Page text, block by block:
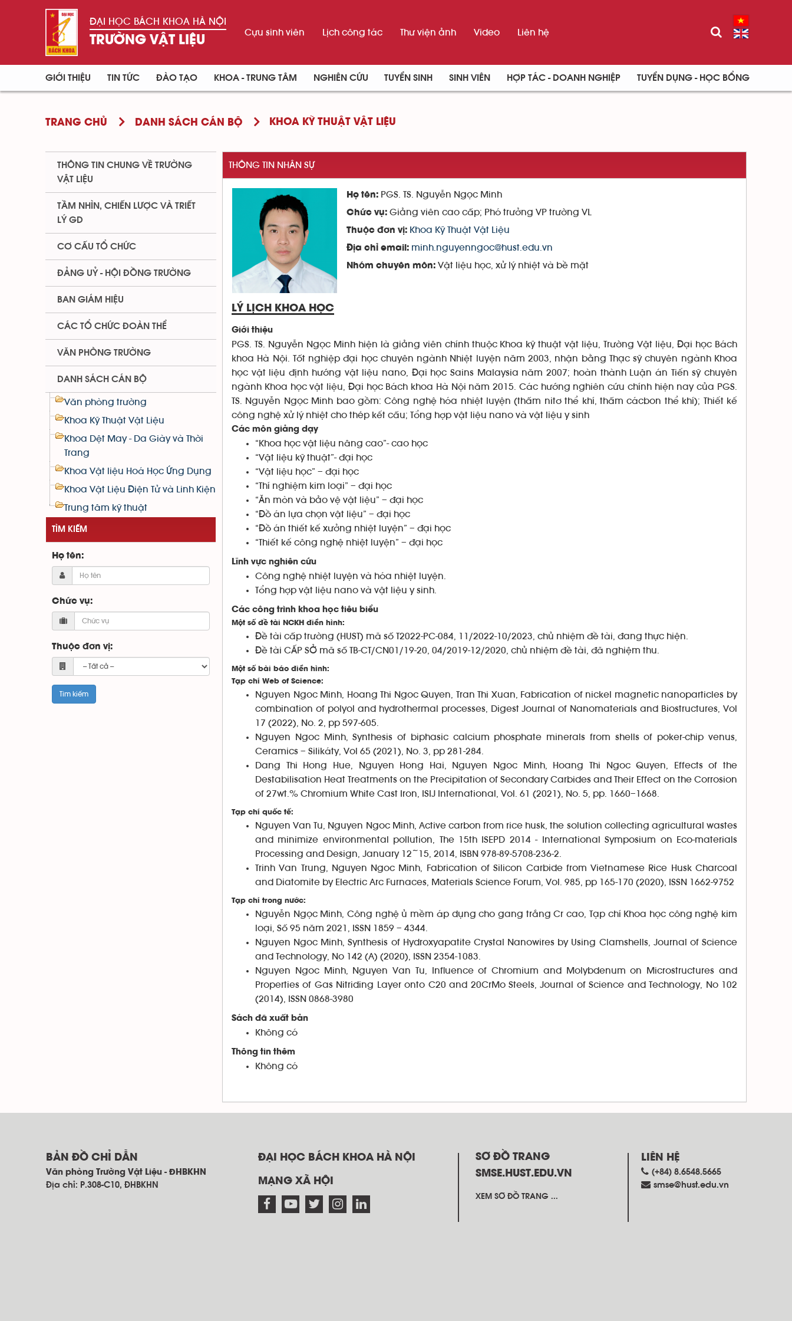
ĐẠI HỌC BÁCH KHOA HÀ NỘI
TRƯỜNG VẬT LIỆU
Cựu sinh viên Lịch công tác Thư viện ảnh Video Liên hệ
GIỚI THIỆU TIN TỨC ĐÀO TẠO KHOA - TRUNG TÂM NGHIÊN CỨU TUYỂN SINH SINH VIÊN HỢP TÁC - DOANH NGHIỆP TUYỂN DỤNG - HỌC BỔNG
TRANG CHỦ DANH SÁCH CÁN BỘ KHOA KỸ THUẬT VẬT LIỆU
THÔNG TIN NHÂN SỰ
Họ tên: PGS. TS. Nguyễn Ngọc Minh
Chức vụ: Giảng viên cao cấp; Phó trưởng VP trường VL
Thuộc đơn vị: Khoa Kỹ Thuật Vật Liệu
Địa chỉ email: minh.nguyenngoc@hust.edu.vn
Nhóm chuyên môn: Vật liệu học, xử lý nhiệt và bề mặt
LÝ LỊCH KHOA HỌC
Giới thiệu
PGS. TS. Nguyễn Ngọc Minh hiện là giảng viên chính thuộc Khoa kỹ thuật vật liệu, Trường Vật liệu, Đại học Bách
khoa Hà Nội. Tốt nghiệp đại học chuyên ngành Nhiệt luyện năm 2003, nhận bằng Thạc sỹ chuyên ngành Khoa
học vật liệu định hướng vật liệu nano, Đại học Sains Malaysia năm 2007; hoàn thành Luận án Tiến sỹ chuyên
ngành Khoa học vật liệu, Đại học Bách khoa Hà Nội năm 2015. Các hướng nghiên cứu chính hiện nay của PGS.
TS. Nguyễn Ngọc Minh bao gồm: Công nghệ hóa nhiệt luyện (thấm nitơ thể khí, thấm cácbon thể khí); Thiết kế
công nghệ xử lý nhiệt cho thép kết cấu; Tổng hợp vật liệu nano và vật liệu y sinh
Các môn giảng dạy
“Khoa học vật liệu nâng cao”- cao học
“Vật liệu kỹ thuật”- đại học
“Vật liệu học” – đại học
“Thí nghiệm kim loại” – đại học
“Ăn mòn và bảo vệ vật liệu” – đại học
“Đồ án lựa chọn vật liệu” – đại học
“Đồ án thiết kế xưởng nhiệt luyện” – đại học
“Thiết kế công nghệ nhiệt luyện” – đại học
Lĩnh vực nghiên cứu
Công nghệ nhiệt luyện và hóa nhiệt luyện.
Tổng hợp vật liệu nano và vật liệu y sinh.
Các công trình khoa học tiêu biểu
Một số đề tài NCKH điển hình:
Đề tài cấp trường (HUST) mã số T2022-PC-084, 11/2022-10/2023, chủ nhiệm đề tài, đang thực hiện.
Đề tài CẤP SỞ mã số TB-CT/CN01/19-20, 04/2019-12/2020, chủ nhiệm đề tài, đã nghiệm thu.
Một số bài báo điển hình:
Tạp chí Web of Science:
Nguyen Ngoc Minh, Hoang Thi Ngoc Quyen, Tran Thi Xuan, Fabrication of nickel magnetic nanoparticles by
combination of polyol and hydrothermal processes, Digest Journal of Nanomaterials and Biostructures, Vol
17 (2022), No. 2, pp 597-605.
Nguyen Ngoc Minh, Synthesis of biphasic calcium phosphate minerals from shells of poker-chip venus,
Ceramics – Silikáty, Vol 65 (2021), No. 3, pp 281-284.
Dang Thi Hong Hue, Nguyen Hong Hai, Nguyen Ngoc Minh, Hoang Thi Ngoc Quyen, Effects of the
Destabilisation Heat Treatments on the Precipitation of Secondary Carbides and Their Effect on the Corrosion
of 27wt.% Chromium White Cast Iron, ISIJ International, Vol. 61 (2021), No. 5, pp. 1660–1668.
Tạp chí quốc tế:
Nguyen Van Tu, Nguyen Ngoc Minh, Active carbon from rice husk, the solution collecting agricultural wastes
and minimize environmental pollution, The 15th ISEPD 2014 - International Symposium on Eco-materials
Processing and Design, January 12~15, 2014, ISBN 978-89-5708-236-2.
Trinh Van Trung, Nguyen Ngoc Minh, Fabrication of Silicon Carbide from Vietnamese Rice Husk Charcoal
and Diatomite by Electric Arc Furnaces, Materials Science Forum, Vol. 985, pp 165-170 (2020), ISSN 1662-9752
Tạp chí trong nước:
Nguyễn Ngọc Minh, Công nghệ ủ mềm áp dụng cho gang trắng Cr cao, Tạp chí Khoa học công nghệ kim
loại, Số 95 năm 2021, ISSN 1859 – 4344.
Nguyen Ngoc Minh, Synthesis of Hydroxyapatite Crystal Nanowires by Using Clamshells, Journal of Science
and Technology, No 142 (A) (2020), ISSN 2354-1083.
Nguyen Ngoc Minh, Nguyen Van Tu, Influence of Chromium and Molybdenum on Microstructures and
Properties of Gas Nitriding Layer onto C20 and 20CrMo Steels, Journal of Science and Technology, No 102
(2014), ISSN 0868-3980
Sách đã xuất bản
Không có
Thông tin thêm
Không có
THÔNG TIN CHUNG VỀ TRƯỜNG
VẬT LIỆU
TẦM NHÌN, CHIẾN LƯỢC VÀ TRIẾT
LÝ GD
CƠ CẤU TỔ CHỨC
ĐẢNG UỶ - HỘI ĐỒNG TRƯỜNG
BAN GIÁM HIỆU
CÁC TỔ CHỨC ĐOÀN THỂ
VĂN PHÒNG TRƯỜNG
DANH SÁCH CÁN BỘ
Văn phòng trường
Khoa Kỹ Thuật Vật Liệu
Khoa Dệt May - Da Giày và Thời
Trang
Khoa Vật liệu Hoá Học Ứng Dụng
Khoa Vật Liệu Điện Tử và Linh Kiện
Trung tâm kỹ thuật
TÌM KIẾM
Họ tên:
Chức vụ:
Thuộc đơn vị:
BẢN ĐỒ CHỈ DẪN
Văn phòng Trường Vật Liệu - ĐHBKHN
Địa chỉ: P.308-C10, ĐHBKHN
ĐẠI HỌC BÁCH KHOA HÀ NỘI
MẠNG XÃ HỘI
SƠ ĐỒ TRANG
SMSE.HUST.EDU.VN
XEM SƠ ĐỒ TRANG ...
LIÊN HỆ
(+84) 8.6548.5665
smse@hust.edu.vn